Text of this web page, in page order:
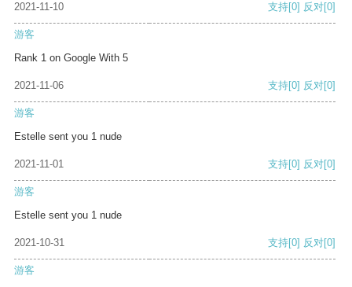
2021-11-10 支持[0] 反对[0]
游客
Rank 1 on Google With 5
2021-11-06 支持[0] 反对[0]
游客
Estelle sent you 1 nude
2021-11-01 支持[0] 反对[0]
游客
Estelle sent you 1 nude
2021-10-31 支持[0] 反对[0]
游客